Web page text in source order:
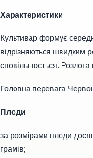
Характеристики
Культивар формує
відрізняються швидким
сповільнюється.
Головна перевага
Плоди
за розмірами плоди
грамів;